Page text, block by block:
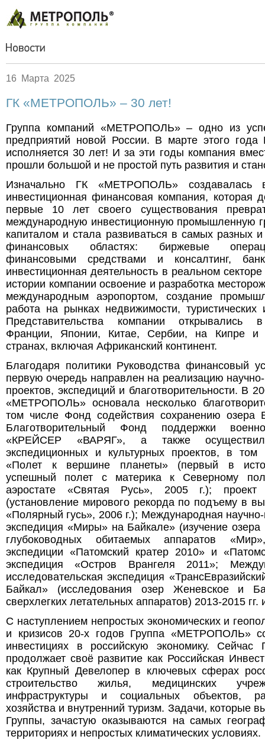
16 Марта 2025
ГК «МЕТРОПОЛЬ» – 30 лет!
Группа компаний «МЕТРОПОЛЬ» – одно из
предприятий новой России. В марте этого
исполняется 30 лет! И за эти годы компания
прошли большой и не простой путь развития и
Изначально ГК «МЕТРОПОЛЬ» создавалась
инвестиционная финансовая компания, которая
первые 10 лет своего существования
международную инвестиционную промышленную
капиталом и стала развиваться в самых разных
финансовых областях: биржевые
финансовыми средствами и консалтинг,
инвестиционная деятельность в реальном
истории компании освоение и разработка
международным аэропортом, создание
работа на рынках недвижимости, туристических
Представительства компании открывались
Франции, Японии, Китае, Сербии, на Кипре и
странах, включая Африканский континент.
Благодаря политики Руководства финансовый
первую очередь направлен на реализацию научно-
проектов, экспедиций и благотворительности. В
«МЕТРОПОЛЬ» основала несколько
том числе Фонд содействия сохранению
Благотворительный Фонд поддержки
«КРЕЙСЕР «ВАРЯГ», а также
экспедиционных и культурных проектов, в том
«Полет к вершине планеты» (первый в
успешный полет с материка к Северному
аэростате «Святая Русь», 2005 г.); проект
(установление мирового рекорда по подъему в
«Полярный гусь», 2006 г.); Международная научно-
экспедиция «Миры» на Байкале» (изучение
глубоководных обитаемых аппаратов
экспедиции «Патомский кратер 2010» и
экспедиция «Остров Врангеля 2011»;
исследовательская экспедиция
Байкал» (исследования озер Женевское и
сверхлегких летательных аппаратов) 2013-2015 гг.
С наступлением непростых экономических и
и кризисов 20-х годов Группа «МЕТРОПОЛЬ»
инвестициях в российскую экономику.
продолжает своё развитие как Российская
как Крупный Девелопер в ключевых сферах
строительство жилья, медицинских
инфраструктуры и социальных объектов,
хозяйства и внутренний туризм. Задачи, которые
Группы, зачастую оказываются на самых
территориях и непростых климатических условиях.